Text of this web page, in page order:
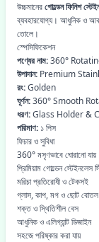
উচ্চমানেরগোল্ডেন ফিনিশ
ব্যবহারযোগ্য। আধুনিক ও
তোলে।
স্পেসিফিকেশন
পণ্যের নাম:360°
উপাদান: Premium
রং:Golden
ঘূর্ণন:360° Smooth
ধরণ:Glass Holder &
পরিমাণ: ১ পিস
ফিচার ও সুবিধা
360° মসৃণভাবে ঘোরানো যায়
প্রিমিয়াম গোল্ডেন স্টেইনলেস
মরিচা প্রতিরোধী ও টেকসই
গ্লাস, কাপ, মগ ও ছোট বোতল
শক্ত ও স্থিতিশীল বেস
আধুনিক ও এলিগ্যান্ট ডিজাইন
সহজে পরিষ্কার করা যায়